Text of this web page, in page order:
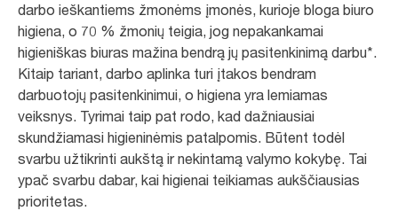
darbo ieškantiems žmonėms įmonės, kurioje bloga biuro
higiena, o 70 % žmonių teigia, jog nepakankamai
higieniškas biuras mažina bendrą jų pasitenkinimą darbu*.
Kitaip tariant, darbo aplinka turi įtakos bendram
darbuotojų pasitenkinimui, o higiena yra lemiamas
veiksnys. Tyrimai taip pat rodo, kad dažniausiai
skundžiamasi higieninėmis patalpomis. Būtent todėl
svarbu užtikrinti aukštą ir nekintamą valymo kokybę. Tai
ypač svarbu dabar, kai higienai teikiamas aukščiausias
prioritetas.